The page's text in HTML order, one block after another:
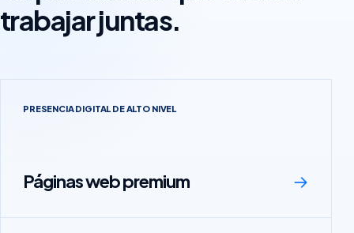
trabajar juntas.
PRESENCIA DIGITAL DE ALTO NIVEL
Páginas web premium →